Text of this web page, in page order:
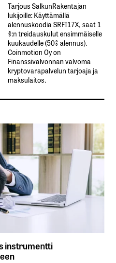
Tarjous SalkunRakentajan
lukijoille: Käyttämällä​ ​
alennuskoodia​ ​SRFI17X,​ ​saat​ ​1
%:n treidauskulut​ ​ensimmäiselle​ ​
kuukaudelle​ ​(50%​ ​alennus).
Coinmotion Oy on
Finanssivalvonnan valvoma
kryptovarapalvelun tarjoaja ja
maksulaitos.
instrumentti